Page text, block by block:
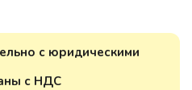
с юридическими
с НДС